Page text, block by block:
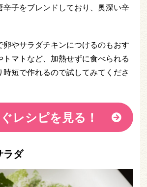
辛子をブレンドしており、奥深い辛
卵やサラダチキンにつけるのもおす
マトなど、加熱せずに食べられる
短で作れるので試してみてくださ
レシピを見る！
ラダ